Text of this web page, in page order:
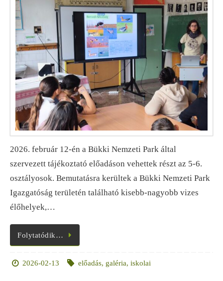
2026. február 12-én a Bükki Nemzeti Park által
szervezett tájékoztató előadáson vehettek részt az 5-6.
osztályosok. Bemutatásra kerültek a Bükki Nemzeti Park
Igazgatóság területén található kisebb-nagyobb vizes
élőhelyek,…
Folytatódik…
2026-02-13 előadás, galéria, iskolai